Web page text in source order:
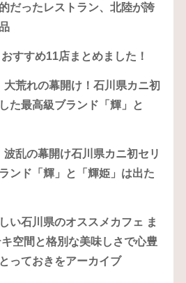
だったレストラン、北陸が誇
すすめ11店まとめました！
大荒れの幕開け！石川県カニ初
た最高級ブランド「輝」と
波乱の幕開け石川県カニ初セリ
ンド「輝」と「輝姫」は出た
い石川県のオススメカフェ ま
空間と格別な美味しさで心豊
っておきをアーカイブ